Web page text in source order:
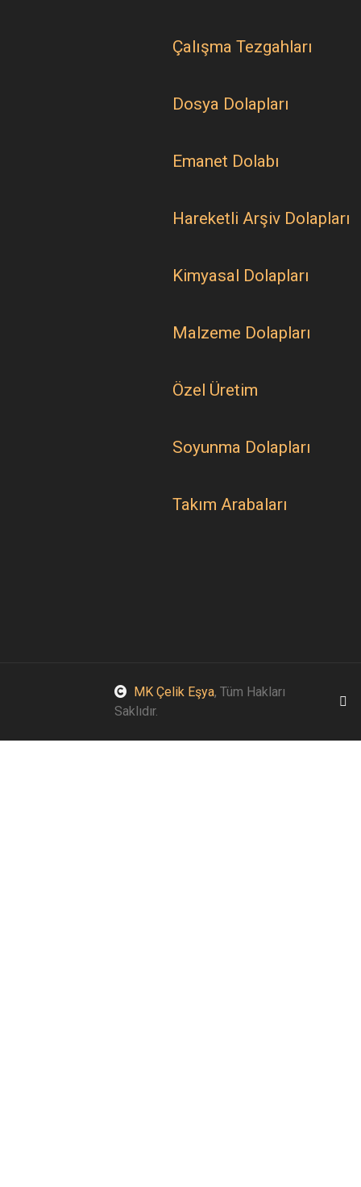
Çalışma Tezgahları
Dosya Dolapları
Emanet Dolabı
Hareketli Arşiv Dolapları
Kimyasal Dolapları
Malzeme Dolapları
Özel Üretim
Soyunma Dolapları
Takım Arabaları
MK Çelik Eşya, Tüm Hakları
Saklıdır.